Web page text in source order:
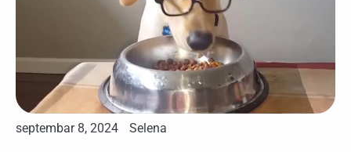
septembar 8, 2024 Selena